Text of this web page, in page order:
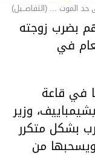
الموت ... (التفاصــيل)
بضرب زوجته
في
في قاعة
وزير
بشكل متكرر
من